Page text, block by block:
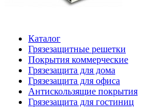
Каталог
Грязезащитные решетки
Покрытия коммерческие
Грязезащита для дома
Грязезащита для офиса
Антискользящие покрытия
Грязезащита для гостиниц